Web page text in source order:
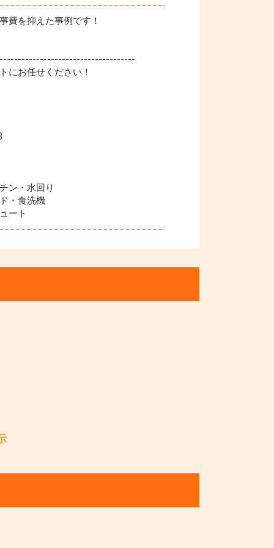
費を抑えた事例です！
にお任せください！
ン・水回り
・食洗機
ート